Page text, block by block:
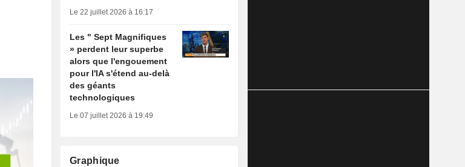
Le 22 juillet 2026 à 16:17
Les " Sept Magnifiques
» perdent leur superbe
alors que l'engouement
pour l'IA s'étend au-delà
des géants
technologiques
Le 07 juillet 2026 à 19:49
Graphique